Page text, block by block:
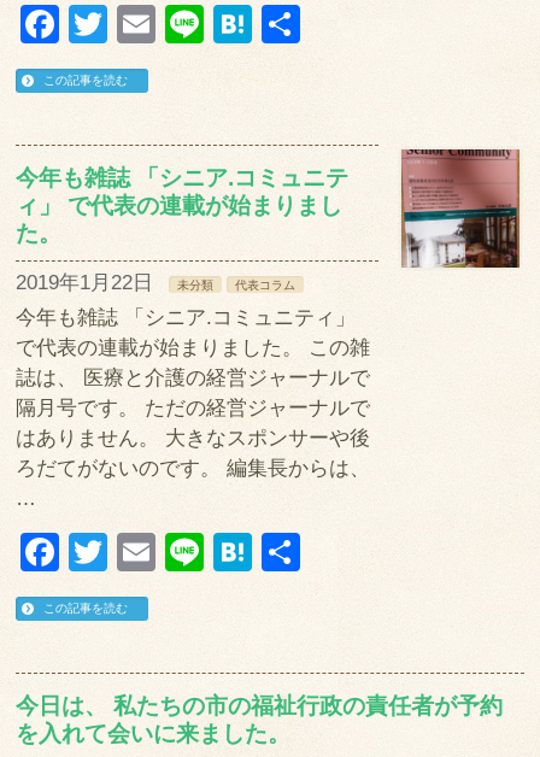
Facebook
Twitter
EmailLineHatena
この記事を読む
今年も雑誌 「シニア.コミュニテ
ィ」 で代表の連載が始まりまし
た。
2019年1月22日 未分類 代表コラム
今年も雑誌 「シニア.コミュニティ」
で代表の連載が始まりました。 この雑
誌は、 医療と介護の経営ジャーナルで
隔月号です。 ただの経営ジャーナルで
はありません。 大きなスポンサーや後
ろだてがないのです。 編集長からは、
…
Facebook
Twitter
EmailLineHatena
この記事を読む
今日は、 私たちの市の福祉行政の責任者が予約
を入れて会いに来ました。